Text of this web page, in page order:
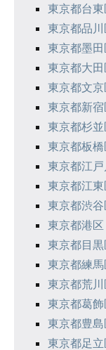
東京都台東
東京都品川
東京都墨田
東京都大田
東京都文京
東京都新宿
東京都杉並
東京都板橋
東京都江戸
東京都江東
東京都渋谷
東京都港区
東京都目黒
東京都練馬
東京都荒川
東京都葛飾
東京都豊島
東京都足立